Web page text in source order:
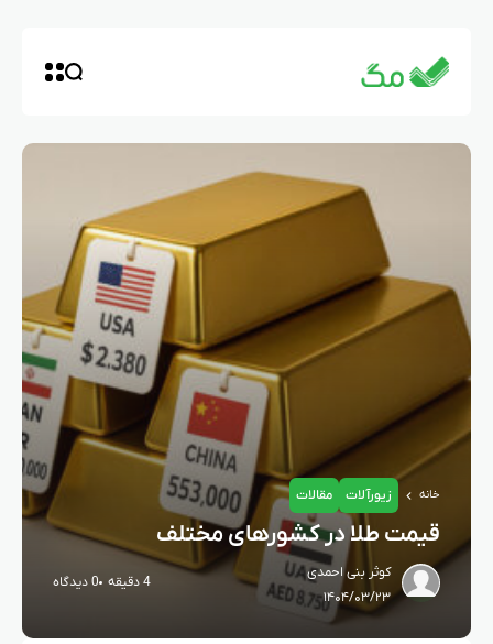
خانه زیورآلات مقالات
قیمت طلا در کشورهای مختلف
کوثر بنی احمدی
۱۴۰۴/۰۳/۲۳
4 دقیقه 0 دیدگاه